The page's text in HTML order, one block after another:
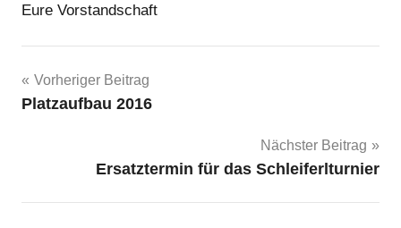
Eure Vorstandschaft
Beitragsnavigation
Vorheriger Beitrag
Platzaufbau 2016
Nächster Beitrag
Ersatztermin für das Schleiferlturnier